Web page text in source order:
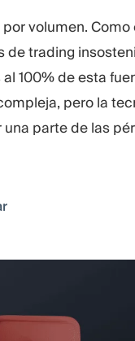
volumen.
de trading
100% de esta
pero la
parte de las